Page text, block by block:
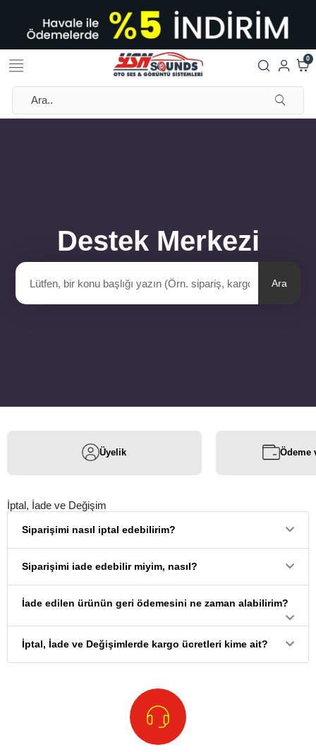
0
Destek Merkezi
Ara
Üyelik Ödeme
İptal, İade ve Değişim
Siparişimi nasıl iptal edebilirim?
Siparişimi iade edebilir miyim, nasıl?
İade edilen ürünün geri ödemesini ne zaman alabilirim?
İptal, İade ve Değişimlerde kargo ücretleri kime ait?